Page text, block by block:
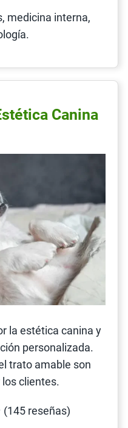
medicina interna,
Canina
la estética canina y
personalizada.
trato amable son
clientes.
(145 reseñas)